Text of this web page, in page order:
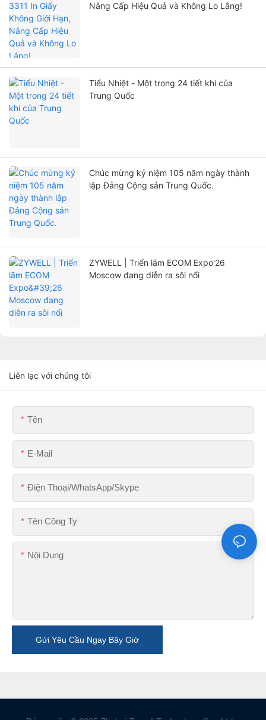
Nâng Cấp Hiệu Quả và Không Lo Lắng!
Tiểu Nhiệt - Một trong 24 tiết khí của
Trung Quốc
Chúc mừng kỷ niệm 105 năm ngày thành
lập Đảng Cộng sản Trung Quốc.
ZYWELL | Triển lãm ECOM Expo'26
Moscow đang diễn ra sôi nổi
Liên lạc với chúng tôi
Tên
E-Mail
Điện Thoại/WhatsApp/Skype
Tên Công Ty
Nội Dung
Gửi Yêu Cầu Ngay Bây Giờ